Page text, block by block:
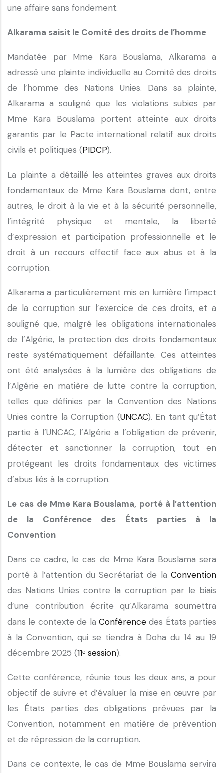
une affaire sans fondement.
Alkarama saisit le Comité des droits de l’homme
Mandatée par Mme Kara Bouslama, Alkarama a
adressé une plainte individuelle au Comité des droits
de l’homme des Nations Unies. Dans sa plainte,
Alkarama a souligné que les violations subies par
Mme Kara Bouslama portent atteinte aux droits
garantis par le Pacte international relatif aux droits
civils et politiques (PIDCP).
La plainte a détaillé les atteintes graves aux droits
fondamentaux de Mme Kara Bouslama dont, entre
autres, le droit à la vie et à la sécurité personnelle,
l’intégrité physique et mentale, la liberté
d’expression et participation professionnelle et le
droit à un recours effectif face aux abus et à la
corruption.
Alkarama a particulièrement mis en lumière l’impact
de la corruption sur l’exercice de ces droits, et a
souligné que, malgré les obligations internationales
de l’Algérie, la protection des droits fondamentaux
reste systématiquement défaillante. Ces atteintes
ont été analysées à la lumière des obligations de
l’Algérie en matière de lutte contre la corruption,
telles que définies par la Convention des Nations
Unies contre la Corruption (UNCAC). En tant qu’État
partie à l’UNCAC, l’Algérie a l’obligation de prévenir,
détecter et sanctionner la corruption, tout en
protégeant les droits fondamentaux des victimes
d’abus liés à la corruption.
Le cas de Mme Kara Bouslama, porté à l’attention
de la Conférence des États parties à la
Convention
Dans ce cadre, le cas de Mme Kara Bouslama sera
porté à l’attention du Secrétariat de la Convention
des Nations Unies contre la corruption par le biais
d’une contribution écrite qu’Alkarama soumettra
dans le contexte de la Conférencedes États parties
à la Convention, qui se tiendra à Doha du 14 au 19
décembre 2025 (11ᵉ session).
Cette conférence, réunie tous les deux ans, a pour
objectif de suivre et d’évaluer la mise en œuvre par
les États parties des obligations prévues par la
Convention, notamment en matière de prévention
et de répression de la corruption.
Dans ce contexte, le cas de Mme Bouslama servira